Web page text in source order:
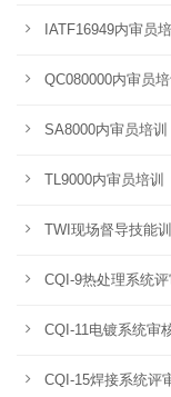
IATF16949内审员
QC080000内审员培
SA8000内审员培训
TL9000内审员培训
TWI现场督导技能
CQI-9热处理系统评
CQI-11电镀系统审
CQI-15焊接系统评